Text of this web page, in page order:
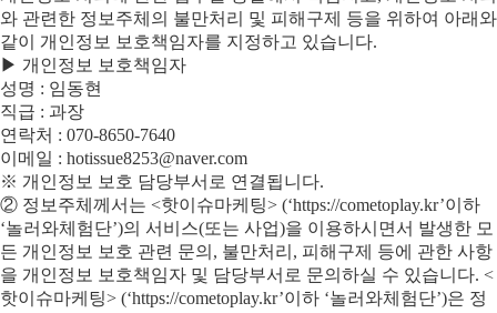
와 관련한 정보주체의 불만처리 및 피해구제 등을 위하여 아래와
같이 개인정보 보호책임자를 지정하고 있습니다.
▶ 개인정보 보호책임자
성명 : 임동현
직급 : 과장
연락처 : 070-8650-7640
이메일 : hotissue8253@naver.com
※ 개인정보 보호 담당부서로 연결됩니다.
② 정보주체께서는 <핫이슈마케팅> (‘https://cometoplay.kr’이하
‘놀러와체험단’)의 서비스(또는 사업)을 이용하시면서 발생한 모
든 개인정보 보호 관련 문의, 불만처리, 피해구제 등에 관한 사항
을 개인정보 보호책임자 및 담당부서로 문의하실 수 있습니다. <
핫이슈마케팅> (‘https://cometoplay.kr’이하 ‘놀러와체험단’)은 정